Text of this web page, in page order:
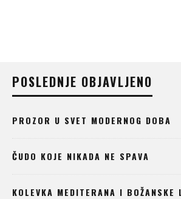
POSLEDNJE OBJAVLJENO
PROZOR U SVET MODERNOG DOBA
ČUDO KOJE NIKADA NE SPAVA
KOLEVKA MEDITERANA I BOŽANSKE